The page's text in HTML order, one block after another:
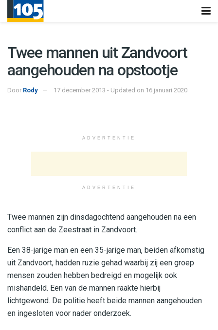
Twee mannen uit Zandvoort
aangehouden na opstootje
Door Rody 17 december 2013 - Updated on 16 januari 2020
ADVERTENTIE
ADVERTENTIE
Twee mannen zijn dinsdagochtend aangehouden na een
conflict aan de Zeestraat in Zandvoort.
Een 38-jarige man en een 35-jarige man, beiden afkomstig
uit Zandvoort, hadden ruzie gehad waarbij zij een groep
mensen zouden hebben bedreigd en mogelijk ook
mishandeld. Een van de mannen raakte hierbij
lichtgewond. De politie heeft beide mannen aangehouden
en ingesloten voor nader onderzoek.